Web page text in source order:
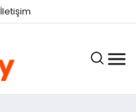
İletişim